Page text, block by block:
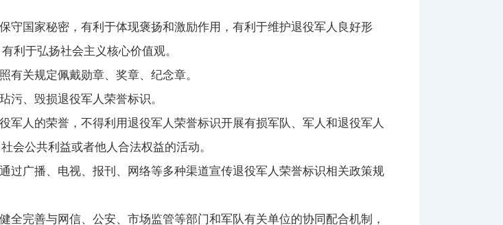
国家秘密，有利于体现褒扬和激励作用，有利于维护退役军人良好形
利于弘扬社会主义核心价值观。
关规定佩戴勋章、奖章、纪念章。
、毁损退役军人荣誉标识。
的荣誉，不得利用退役军人荣誉标识开展有损军队、军人和退役军人
会公共利益或者他人合法权益的活动。
广播、电视、报刊、网络等多种渠道宣传退役军人荣誉标识相关政策规
善与网信、公安、市场监管等部门和军队有关单位的协同配合机制，